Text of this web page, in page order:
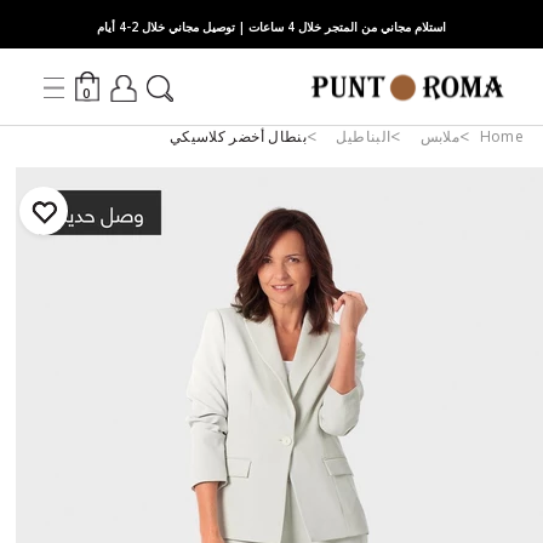
استلام مجاني من المتجر خلال 4 ساعات | توصيل مجاني خلال 2-4 أيام
0
Home ملابس البناطيل بنطال أخضر كلاسيكي